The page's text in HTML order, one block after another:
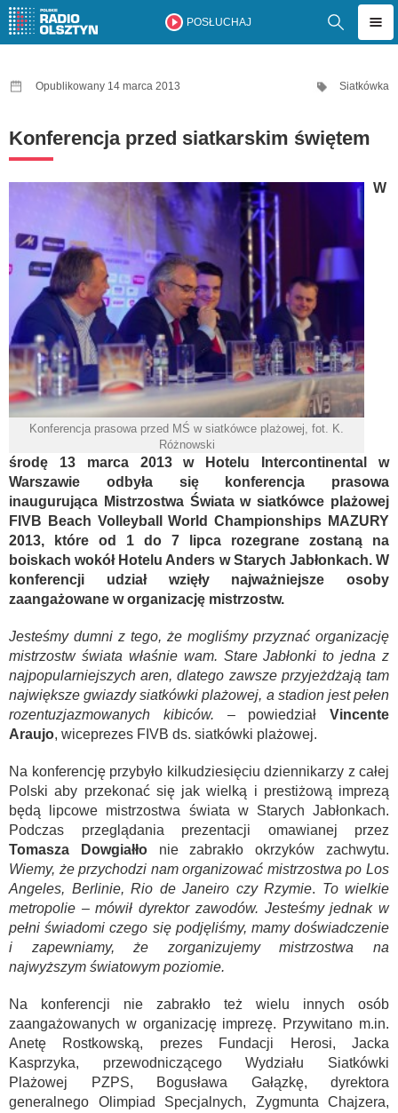
POSŁUCHAJ
Opublikowany 14 marca 2013 Siatkówka
Konferencja przed siatkarskim świętem
Konferencja prasowa przed MŚ w siatkówce plażowej, fot. K.
Różnowski
W
środę 13 marca 2013 w Hotelu Intercontinental w
Warszawie odbyła się konferencja prasowa
inaugurująca Mistrzostwa Świata w siatkówce plażowej
FIVB Beach Volleyball World Championships MAZURY
2013, które od 1 do 7 lipca rozegrane zostaną na
boiskach wokół Hotelu Anders w Starych Jabłonkach. W
konferencji udział wzięły najważniejsze osoby
zaangażowane w organizację mistrzostw.
Jesteśmy dumni z tego, że mogliśmy przyznać organizację
mistrzostw świata właśnie wam. Stare Jabłonki to jedna z
najpopularniejszych aren, dlatego zawsze przyjeżdżają tam
największe gwiazdy siatkówki plażowej, a stadion jest pełen
rozentuzjazmowanych kibiców. – powiedział Vincente
Araujo, wiceprezes FIVB ds. siatkówki plażowej.
Na konferencję przybyło kilkudziesięciu dziennikarzy z całej
Polski aby przekonać się jak wielką i prestiżową imprezą
będą lipcowe mistrzostwa świata w Starych Jabłonkach.
Podczas przeglądania prezentacji omawianej przez
Tomasza Dowgiałłonie zabrakło okrzyków zachwytu.
Wiemy, że przychodzi nam organizować mistrzostwa po Los
Angeles, Berlinie, Rio de Janeiro czy Rzymie. To wielkie
metropolie – mówił dyrektor zawodów. Jesteśmy jednak w
pełni świadomi czego się podjęliśmy, mamy doświadczenie
i zapewniamy, że zorganizujemy mistrzostwa na
najwyższym światowym poziomie.
Na konferencji nie zabrakło też wielu innych osób
zaangażowanych w organizację imprezę. Przywitano m.in.
Anetę Rostkowską, prezes Fundacji Herosi, Jacka
Kasprzyka, przewodniczącego Wydziału Siatkówki
Plażowej PZPS, Bogusława Gałązkę, dyrektora
generalnego Olimpiad Specjalnych, Zygmunta Chajzera,